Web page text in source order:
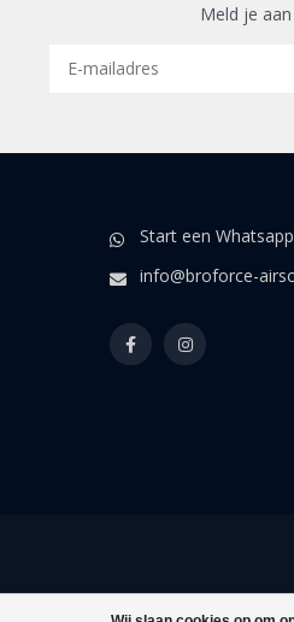
Meld je
Start een
info@broforce-